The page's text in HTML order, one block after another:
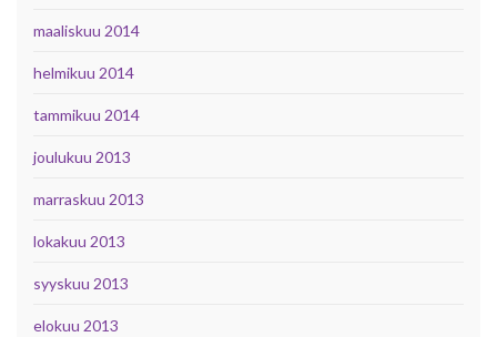
maaliskuu 2014
helmikuu 2014
tammikuu 2014
joulukuu 2013
marraskuu 2013
lokakuu 2013
syyskuu 2013
elokuu 2013